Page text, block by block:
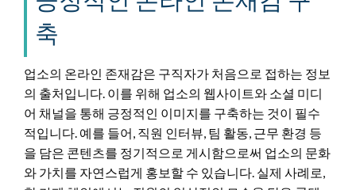
축
업소의 온라인 존재감은 구직자가 처음으로 접하는 정보
의 출처입니다. 이를 위해 업소의 웹사이트와 소셜 미디
어 채널을 통해 긍정적인 이미지를 구축하는 것이 필수
적입니다. 예를 들어, 직원 인터뷰, 팀 활동, 근무 환경 등
을 담은 콘텐츠를 정기적으로 게시함으로써 업소의 문화
와 가치를 자연스럽게 홍보할 수 있습니다. 실제 사례로,